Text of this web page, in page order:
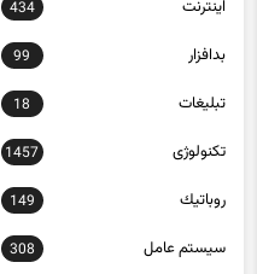
بدافزار 99
تبلیغات 18
تکنولوژی 1457
روباتيك 149
سيستم عامل 308
شبكه و امنيت 12